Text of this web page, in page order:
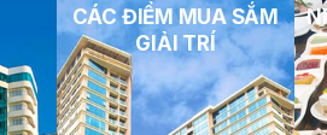
CÁC ĐIỂM MUA SẮM
GIẢI TRÍ